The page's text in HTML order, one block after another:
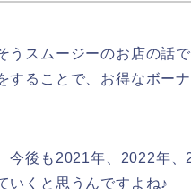
うスムージーのお店の話
することで、お得なボー
今後も2021年、2022年
いくと思うんですよね♪